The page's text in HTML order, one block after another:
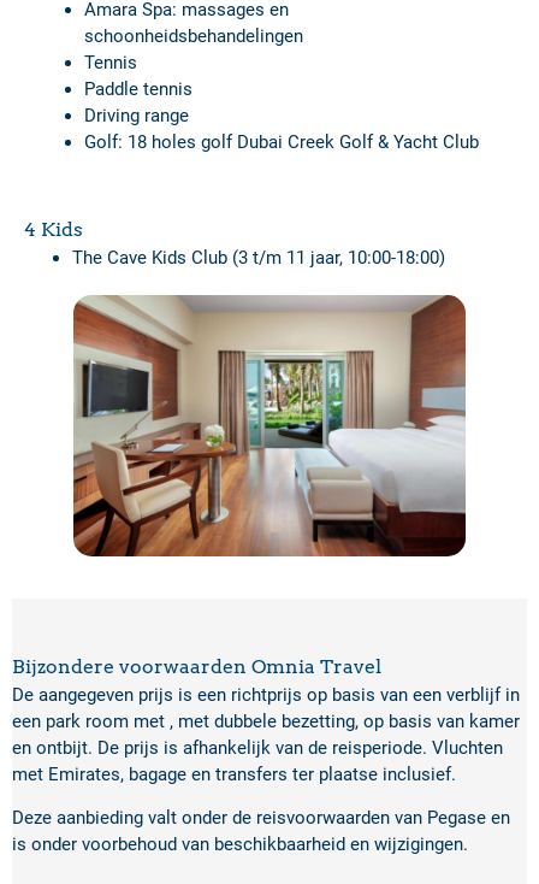
Amara Spa: massages en
schoonheidsbehandelingen
Tennis
Paddle tennis
Driving range
Golf: 18 holes golf Dubai Creek Golf & Yacht Club
4 Kids
The Cave Kids Club (3 t/m 11 jaar, 10:00-18:00)
Bijzondere voorwaarden Omnia Travel
De aangegeven prijs is een richtprijs op basis van een verblijf in
een park room met , met dubbele bezetting, op basis van kamer
en ontbijt. De prijs is afhankelijk van de reisperiode. Vluchten
met Emirates, bagage en transfers ter plaatse inclusief.
Deze aanbieding valt onder de reisvoorwaarden van Pegase en
is onder voorbehoud van beschikbaarheid en wijzigingen.